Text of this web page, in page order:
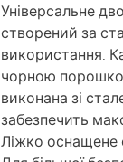
Універсальне
створений за
використання.
чорною
виконана зі
забезпечить
Ліжко оснащене